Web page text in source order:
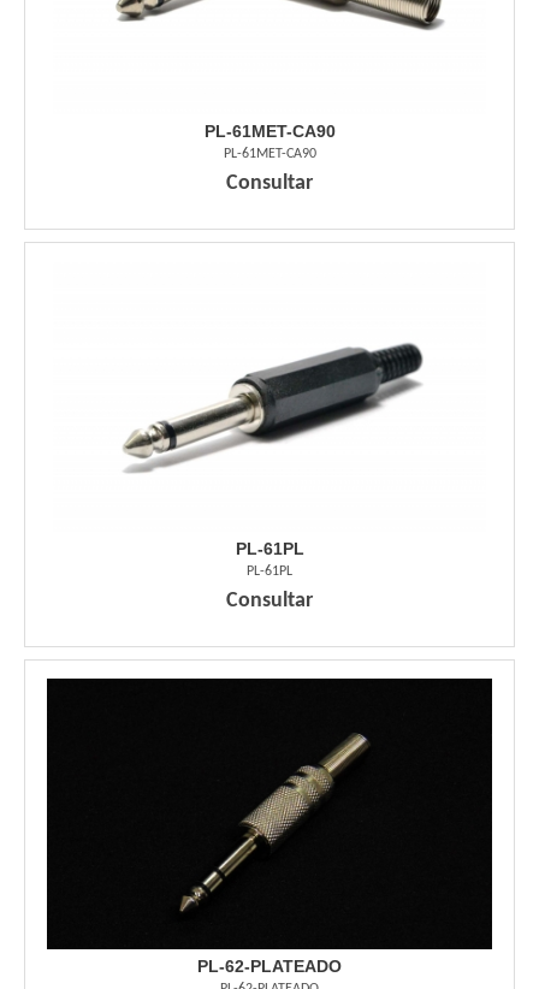
PL-61MET-CA90
PL-61MET-CA90
Consultar
PL-61PL
PL-61PL
Consultar
PL-62-PLATEADO